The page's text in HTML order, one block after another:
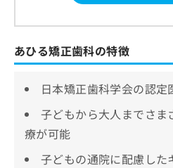
あひる矯正歯科の特徴
日本矯正歯科学会の認定
子どもから大人までさ
療が可能
子どもの通院に配慮した